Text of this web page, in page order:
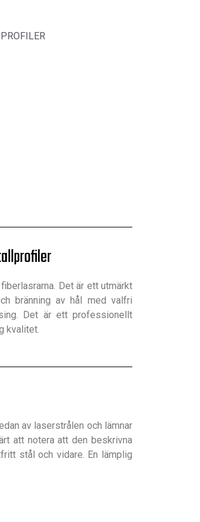
PROFILER
Det är ett utmärkt
bränning av hål med valfri
Det är ett professionellt
kvalitet.
av laserstrålen och lämnar
att notera att den beskrivna
stål och vidare. En lämplig